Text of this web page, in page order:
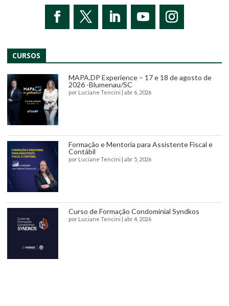
CURSOS
MAPA.DP Experience – 17 e 18 de agosto de
2026 -Blumenau/SC
por Luciane Tencini abr 6, 2026
Formação e Mentoria para Assistente Fiscal e
Contábil
por Luciane Tencini abr 5, 2026
Curso de Formação Condominial Syndkos
por Luciane Tencini abr 4, 2026